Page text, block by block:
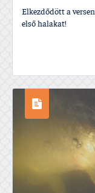
Elkezdődött a
első halakat!